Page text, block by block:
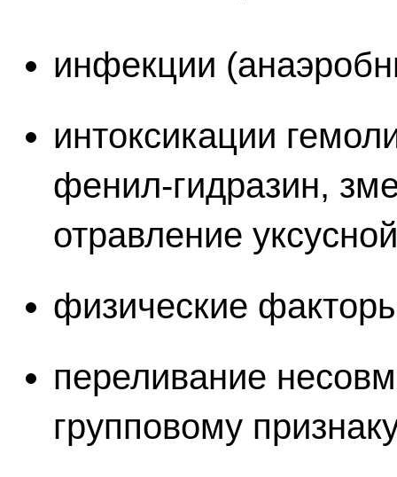
инфекции
интоксикации
фенил-гидразин,
отравление
физические
переливание
групповому